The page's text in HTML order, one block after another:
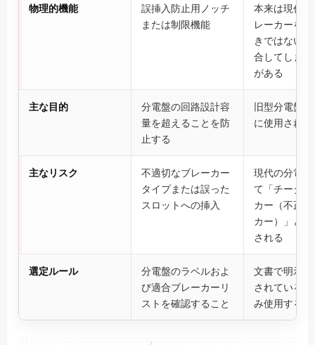
物理的機能
誤挿入防止用ノッチ
または制限機能
本来は現代
レーカーを
きではない
合してしま
がある
主な目的
分電盤の回路設計容
量を超えることを防
止する
旧型分電盤
に使用される
主なリスク
不適切なブレーカー
タイプまたは誤った
スロットへの挿入
現代の分電
て「チータ
カー（不正
カー）」と
される
選定ルール
分電盤のラベルおよ
び適合ブレーカーリ
ストを確認すること
文書で明示
されている
み使用する